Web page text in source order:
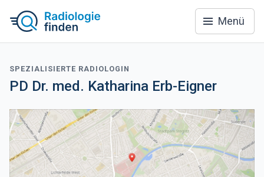
Menü
SPEZIALISIERTE RADIOLOGIN
PD Dr. med. Katharina Erb-Eigner